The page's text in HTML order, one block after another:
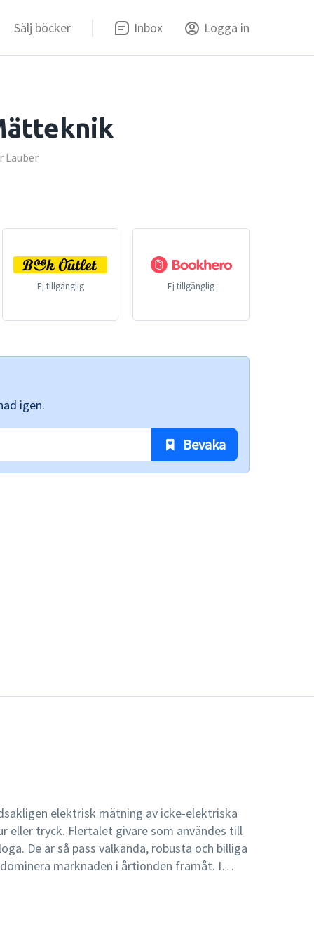
Sälj böcker Inbox Logga in
Lauber
Ej tillgänglig Ej tillgänglig
igen.
Bevaka
elektrisk mätning av icke-elektriska
eller tryck. Flertalet givare som användes till
De är så pass välkända, robusta och billiga
marknaden i årtionden framåt. I
parametrar till helt övervägande del